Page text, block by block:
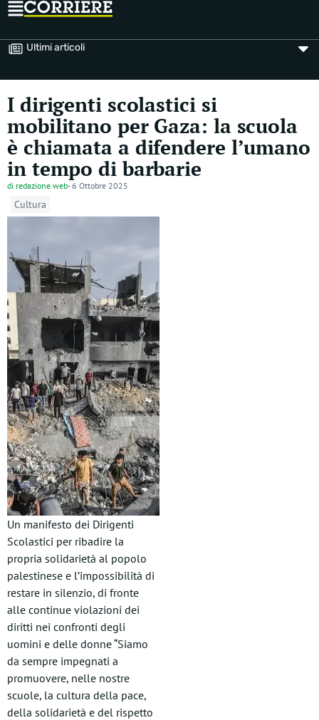
Ultimi articoli
I dirigenti scolastici si
mobilitano per Gaza: la scuola
è chiamata a difendere l’umano
in tempo di barbarie
di redazione web-6 Ottobre 2025
Cultura
Un manifesto dei Dirigenti
Scolastici per ribadire la
propria solidarietà al popolo
palestinese e l’impossibilità di
restare in silenzio, di fronte
alle continue violazioni dei
diritti nei confronti degli
uomini e delle donne “Siamo
da sempre impegnati a
promuovere, nelle nostre
scuole, la cultura della pace,
della solidarietà e del rispetto